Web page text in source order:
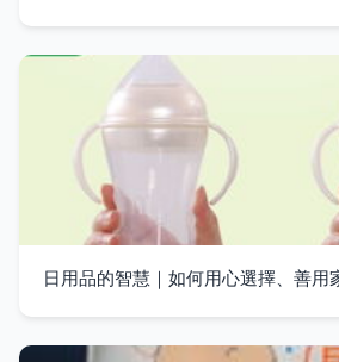
日用品的智慧｜如何用心選擇、善用